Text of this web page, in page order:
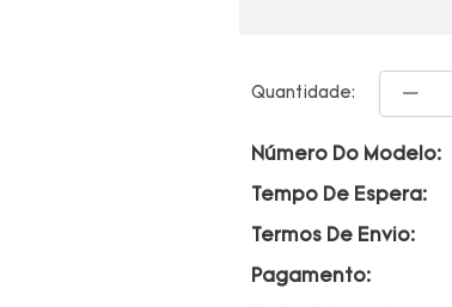
Quantidade:
Número Do Modelo:
Tempo De Espera:
Termos De Envio:
Pagamento: